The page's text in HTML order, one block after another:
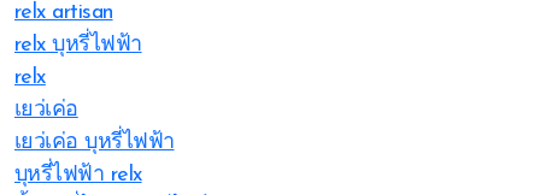
relx artisan
relx บุหรี่ไฟฟ้า
relx
เยว่เค่อ
เยว่เค่อ บุหรี่ไฟฟ้า
บุหรี่ไฟฟ้า relx